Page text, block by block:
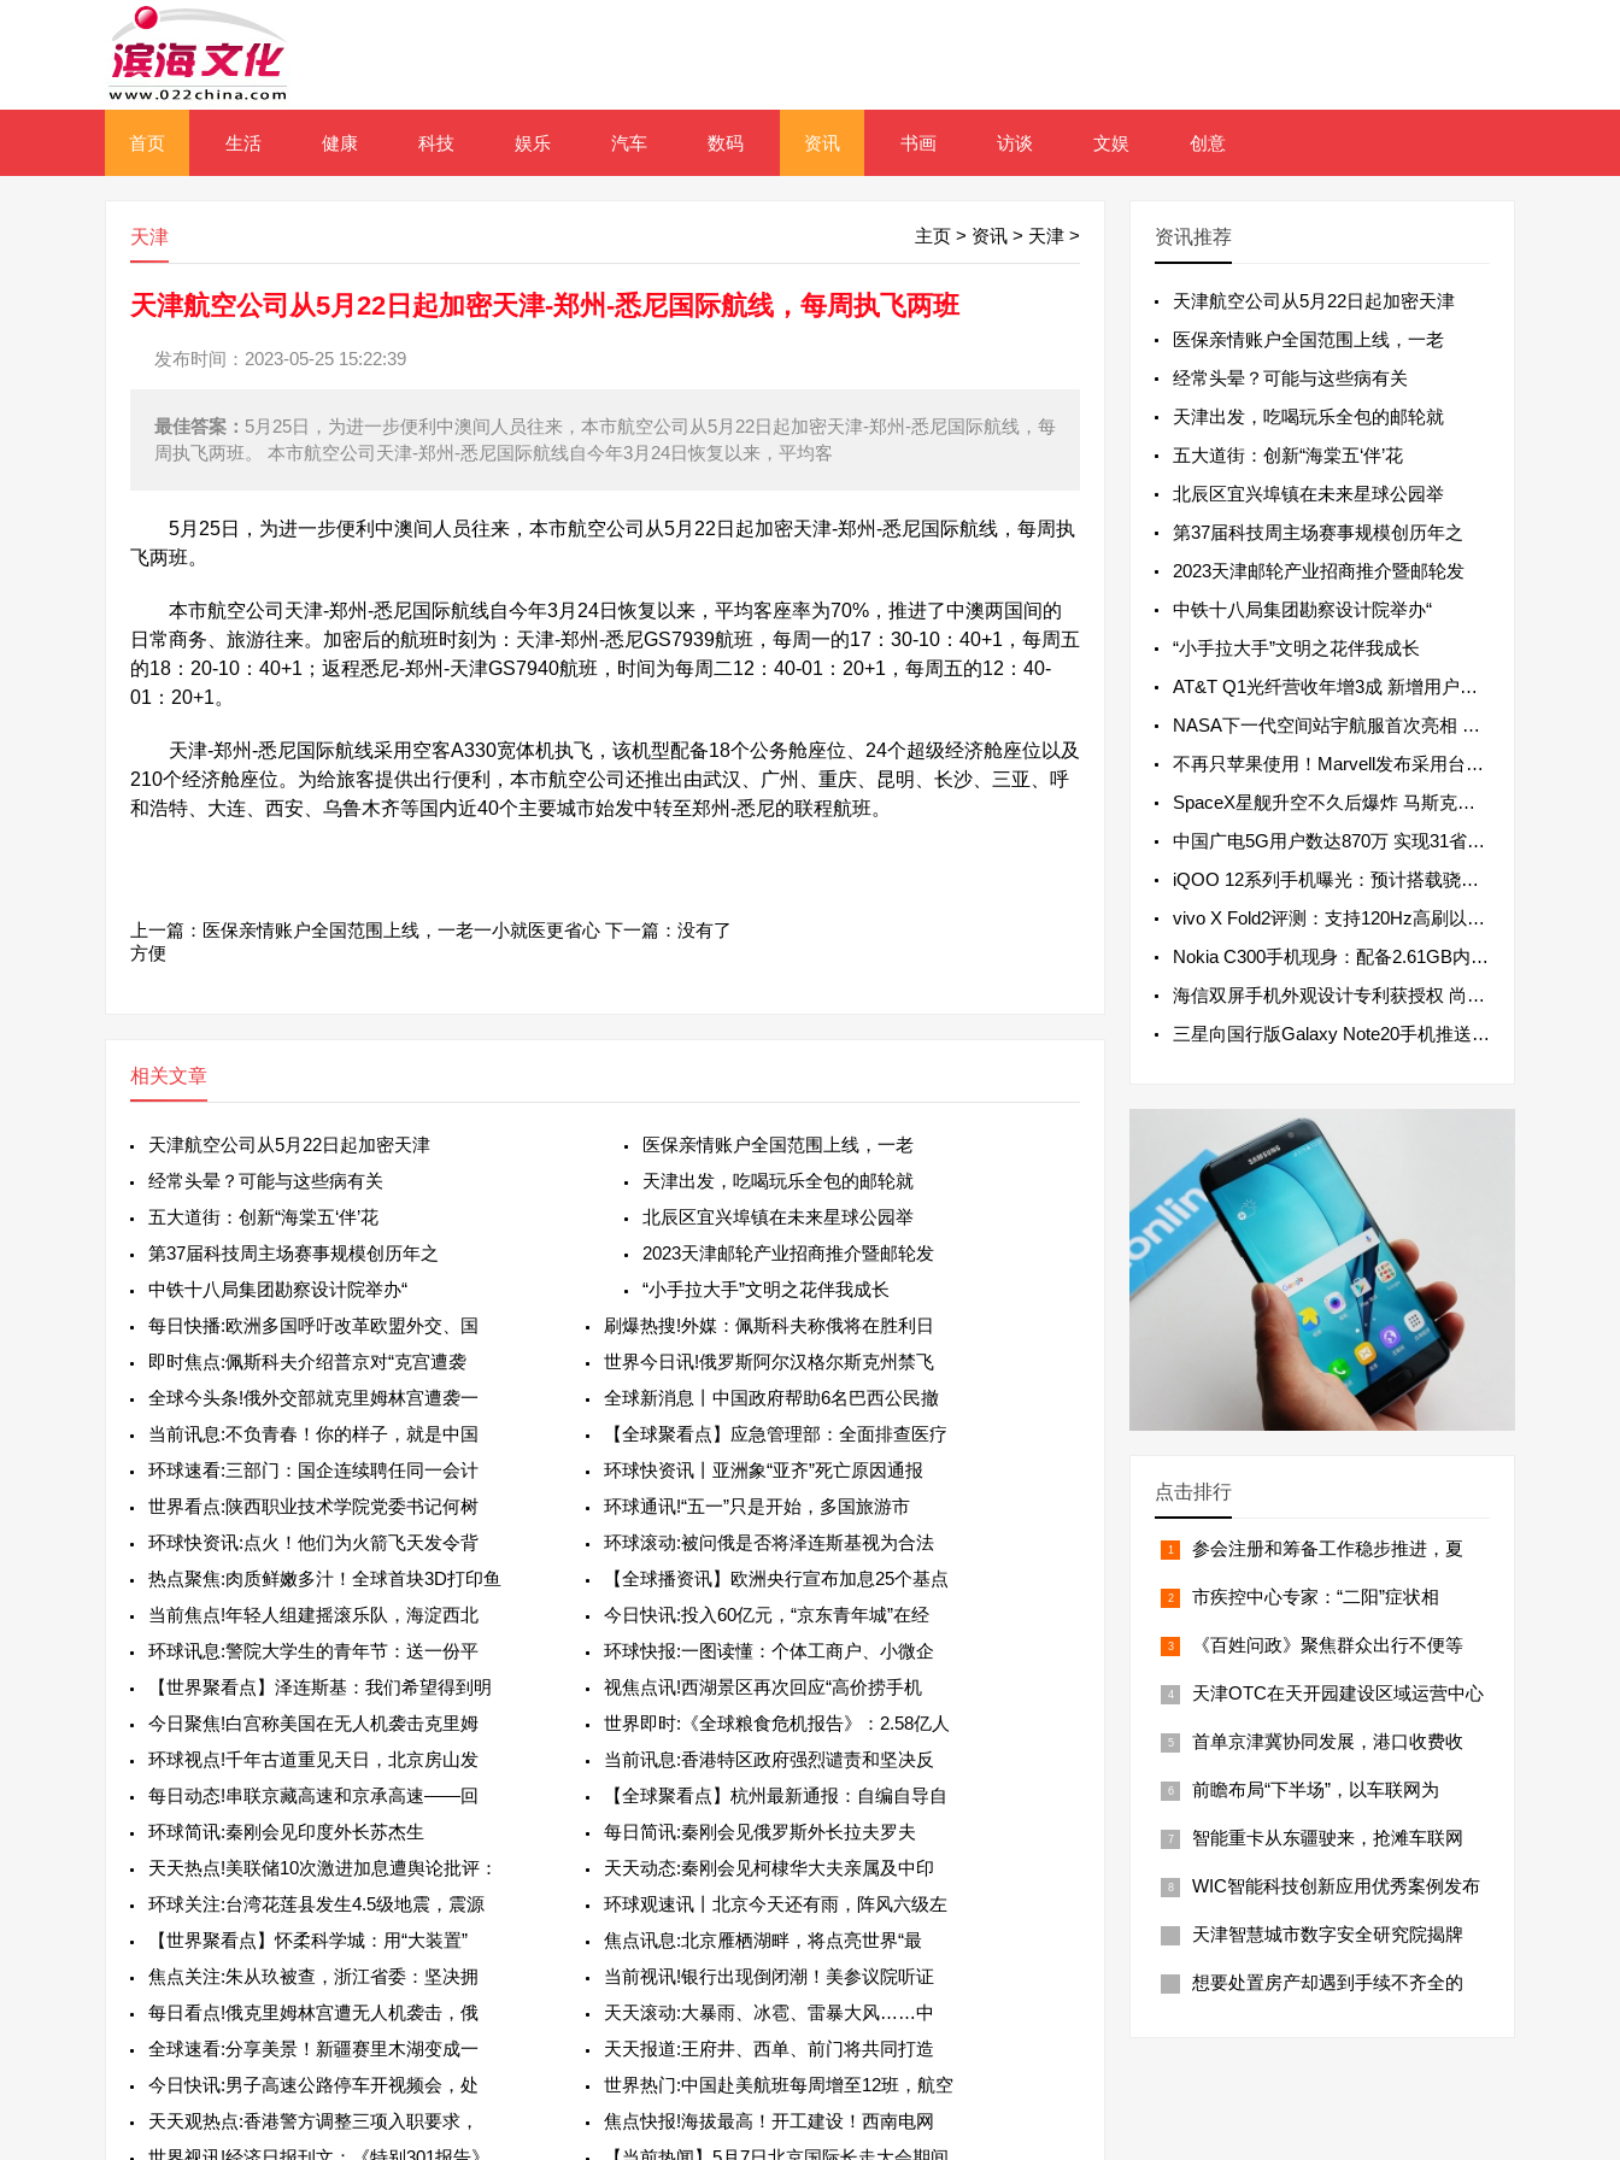
首页 生活 健康 科技 娱乐 汽车 数码 资讯 书画 访谈 文娱 创意
主页 > 资讯 > 天津 >
天津
天津航空公司从5月22日起加密天津-郑州-悉尼国际航线，每周执飞两班
发布时间：2023-05-25 15:22:39
最佳答案： 5月25日，为进一步便利中澳间人员往来，本市航空公司从5月22日起加密天津-郑州-悉尼国际航线，每
周执飞两班。 本市航空公司天津-郑州-悉尼国际航线自今年3月24日恢复以来，平均客
5月25日，为进一步便利中澳间人员往来，本市航空公司从5月22日起加密天津-郑州-悉尼国际航线，每周执
飞两班。
本市航空公司天津-郑州-悉尼国际航线自今年3月24日恢复以来，平均客座率为70%，推进了中澳两国间的
日常商务、旅游往来。加密后的航班时刻为：天津-郑州-悉尼GS7939航班，每周一的17：30-10：40+1，每周五
的18：20-10：40+1；返程悉尼-郑州-天津GS7940航班，时间为每周二12：40-01：20+1，每周五的12：40-
01：20+1。
天津-郑州-悉尼国际航线采用空客A330宽体机执飞，该机型配备18个公务舱座位、24个超级经济舱座位以及
210个经济舱座位。为给旅客提供出行便利，本市航空公司还推出由武汉、广州、重庆、昆明、长沙、三亚、呼
和浩特、大连、西安、乌鲁木齐等国内近40个主要城市始发中转至郑州-悉尼的联程航班。
上一篇： 医保亲情账户全国范围上线，一老一小就医更省心
方便
下一篇：没有了
相关文章
天津航空公司从5月22日起加密天津
医保亲情账户全国范围上线，一老
经常头晕？可能与这些病有关
天津出发，吃喝玩乐全包的邮轮就
五大道街：创新“海棠五‘伴’花
北辰区宜兴埠镇在未来星球公园举
第37届科技周主场赛事规模创历年之
2023天津邮轮产业招商推介暨邮轮发
中铁十八局集团勘察设计院举办“
“小手拉大手”文明之花伴我成长
每日快播:欧洲多国呼吁改革欧盟外交、国
刷爆热搜!外媒：佩斯科夫称俄将在胜利日
即时焦点:佩斯科夫介绍普京对“克宫遭袭
世界今日讯!俄罗斯阿尔汉格尔斯克州禁飞
全球今头条!俄外交部就克里姆林宫遭袭一
全球新消息丨中国政府帮助6名巴西公民撤
当前讯息:不负青春！你的样子，就是中国
【全球聚看点】应急管理部：全面排查医疗
环球速看:三部门：国企连续聘任同一会计
环球快资讯丨亚洲象“亚齐”死亡原因通报
世界看点:陕西职业技术学院党委书记何树
环球通讯!“五一”只是开始，多国旅游市
环球快资讯:点火！他们为火箭飞天发令背
环球滚动:被问俄是否将泽连斯基视为合法
热点聚焦:肉质鲜嫩多汁！全球首块3D打印鱼
【全球播资讯】欧洲央行宣布加息25个基点
当前焦点!年轻人组建摇滚乐队，海淀西北
今日快讯:投入60亿元，“京东青年城”在经
环球讯息:警院大学生的青年节：送一份平
环球快报:一图读懂：个体工商户、小微企
【世界聚看点】泽连斯基：我们希望得到明
视焦点讯!西湖景区再次回应“高价捞手机
今日聚焦!白宫称美国在无人机袭击克里姆
世界即时:《全球粮食危机报告》：2.58亿人
环球视点!千年古道重见天日，北京房山发
当前讯息:香港特区政府强烈谴责和坚决反
每日动态!串联京藏高速和京承高速——回
【全球聚看点】杭州最新通报：自编自导自
环球简讯:秦刚会见印度外长苏杰生
每日简讯:秦刚会见俄罗斯外长拉夫罗夫
天天热点!美联储10次激进加息遭舆论批评：
天天动态:秦刚会见柯棣华大夫亲属及中印
环球关注:台湾花莲县发生4.5级地震，震源
环球观速讯丨北京今天还有雨，阵风六级左
【世界聚看点】怀柔科学城：用“大装置”
焦点讯息:北京雁栖湖畔，将点亮世界“最
焦点关注:朱从玖被查，浙江省委：坚决拥
当前视讯!银行出现倒闭潮！美参议院听证
每日看点!俄克里姆林宫遭无人机袭击，俄
天天滚动:大暴雨、冰雹、雷暴大风……中
全球速看:分享美景！新疆赛里木湖变成一
天天报道:王府井、西单、前门将共同打造
今日快讯:男子高速公路停车开视频会，处
世界热门:中国赴美航班每周增至12班，航空
天天观热点:香港警方调整三项入职要求，
焦点快报!海拔最高！开工建设！西南电网
资讯推荐
天津航空公司从5月22日起加密天津
医保亲情账户全国范围上线，一老
经常头晕？可能与这些病有关
天津出发，吃喝玩乐全包的邮轮就
五大道街：创新“海棠五‘伴’花
北辰区宜兴埠镇在未来星球公园举
第37届科技周主场赛事规模创历年之
2023天津邮轮产业招商推介暨邮轮发
中铁十八局集团勘察设计院举办“
“小手拉大手”文明之花伴我成长
AT&T Q1光纤营收年增3成 新增用户连续13个季度超过20万
NASA下一代空间站宇航服首次亮相 配备高机动性躯干部分以实现最大运动范围
不再只苹果使用！Marvell发布采用台积电3纳米制程资料中心芯片
SpaceX星舰升空不久后爆炸 马斯克：数月后再进行一次飞行测试
中国广电5G用户数达870万 实现31省5G网络服务全覆盖
iQOO 12系列手机曝光：预计搭载骁龙8 Gen 3芯片 于2023年底发布
vivo X Fold2评测：支持120Hz高刷以及LTPO动态高刷，兼顾流畅和省电
Nokia C300手机现身：配备2.61GB内存 单核成绩为306分
海信双屏手机外观设计专利获授权 尚不清楚是否会实装于海信手机之上
三星向国行版Galaxy Note20手机推送新系统更新，支持强制不切换镜头
点击排行
参会注册和筹备工作稳步推进，夏
市疾控中心专家：“二阳”症状相
《百姓问政》聚焦群众出行不便等
天津OTC在天开园建设区域运营中心
首单京津冀协同发展，港口收费收
前瞻布局“下半场”，以车联网为
智能重卡从东疆驶来，抢滩车联网
WIC智能科技创新应用优秀案例发布
天津智慧城市数字安全研究院揭牌
想要处置房产却遇到手续不齐全的